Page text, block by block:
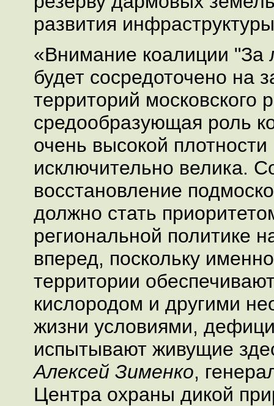
развития
«Внимание коалиции "За
будет сосредоточено на
территорий московского
средообразующая роль
очень высокой
исключительно велика.
восстановление
должно стать
региональной политике
вперед, поскольку
территории
кислородом и другими
жизни условиями,
испытывают живущие
Алексей Зименко,
Центра охраны дикой